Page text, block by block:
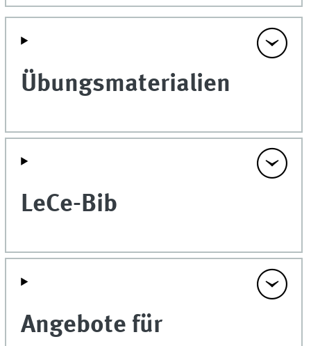
Übungsmaterialien
LeCe-Bib
Angebote für